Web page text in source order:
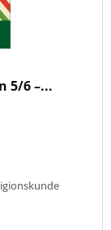
5/6 –...